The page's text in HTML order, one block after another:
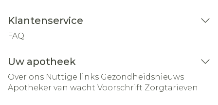
Klantenservice
FAQ
Uw apotheek
Over ons Nuttige links Gezondheidsnieuws
Apotheker van wacht Voorschrift Zorgtarieven